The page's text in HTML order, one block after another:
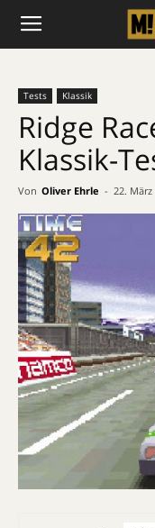
Tests Klassik
Ridge
Klassik-
Von Oliver Ehrle - 22. März